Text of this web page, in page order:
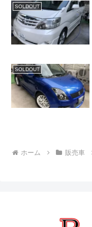
SOLDOUT
SOLDOUT
ホーム 販売車